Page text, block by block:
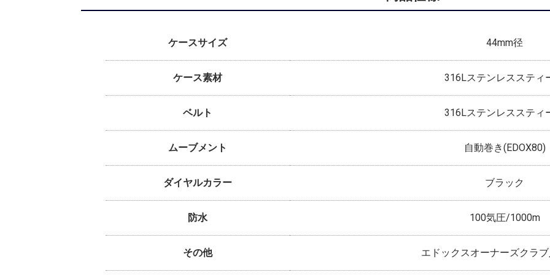
ケースサイズ 44mm径
ケース素材 316Lステンレススティ
ベルト 316Lステンレススティ
ムーブメント 自動巻き(EDOX80)
ダイヤルカラー ブラック
防水 100気圧/1000m
その他 エドックスオーナーズクラ